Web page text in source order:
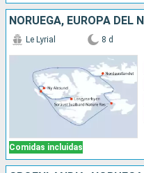
NORUEGA, EUROPA DEL
Comidas incluidas
Le Lyrial 8 d